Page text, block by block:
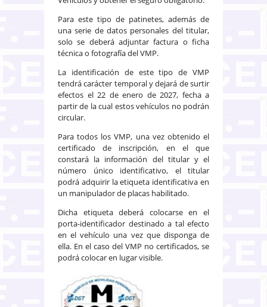
Para este tipo de patinetes, además de
una serie de datos personales del titular,
solo se deberá adjuntar factura o ficha
técnica o fotografía del VMP.
La identificación de este tipo de VMP
tendrá carácter temporal y dejará de surtir
efectos el 22 de enero de 2027, fecha a
partir de la cual estos vehículos no podrán
circular.
Para todos los VMP, una vez obtenido el
certificado de inscripción, en el que
constará la información del titular y el
número único identificativo, el titular
podrá adquirir la etiqueta identificativa en
un manipulador de placas habilitado.
Dicha etiqueta deberá colocarse en el
porta-identificador destinado a tal efecto
en el vehículo una vez que disponga de
ella. En el caso del VMP no certificados, se
podrá colocar en lugar visible.